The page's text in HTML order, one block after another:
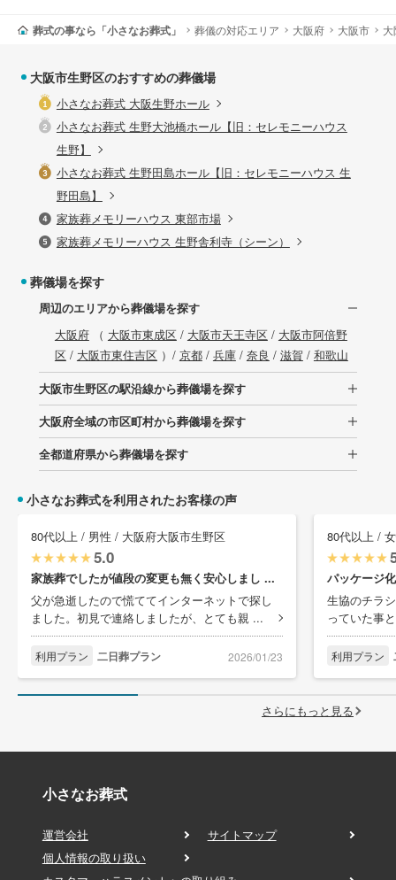
葬式の事なら「小さなお葬式」 葬儀の対応エリア 大阪府 大阪市
大阪市生野区のおすすめの葬儀場
小さなお葬式 大阪生野ホール
小さなお葬式 生野大池橋ホール【旧：セレモニーハウス
生野】
小さなお葬式 生野田島ホール【旧：セレモニーハウス 生
野田島】
家族葬メモリーハウス 東部市場
家族葬メモリーハウス 生野舎利寺（シーン）
葬儀場を探す
周辺のエリアから葬儀場を探す
大阪府（ 大阪市東成区 / 大阪市天王寺区 / 大阪市阿倍野
区 / 大阪市東住吉区 ）/ 京都/ 兵庫/ 奈良 / 滋賀 / 和歌山
大阪市生野区の駅沿線から葬儀場を探す
大阪府全域の市区町村から葬儀場を探す
全都道府県から葬儀場を探す
小さなお葬式を利用されたお客様の声
80代以上 / 男性 / 大阪府大阪市生野区
5.0
家族葬でしたが値段の変更も無く安心しまし ...
父が急逝したので慌ててインターネットで探し
ました。初見で連絡しましたが、とても親 ...
利用プラン 二日葬プラン 2026/01/23
80代以上 /
パッケージ
生協のチラ
っていた事
利用プラン
さらにもっと見る
小さなお葬式
運営会社
サイトマップ
個人情報の取り扱い